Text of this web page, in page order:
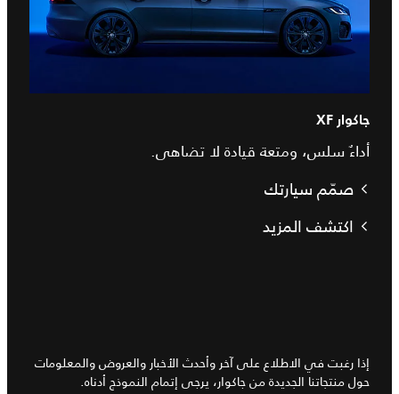
جاكوار XF
أداءٌ سلس، ومتعة قيادة لا تضاهى.
صمّم سيارتك
اكتشف المزيد
إذا رغبت في الاطلاع على آخر وأحدث الأخبار والعروض والمعلومات
حول منتجاتنا الجديدة من جاكوار، يرجى إتمام النموذج أدناه.